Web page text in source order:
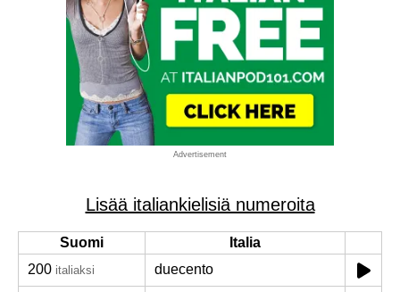
Advertisement
Lisää italiankielisiä numeroita
Suomi
Italia
200 italiaksi duecento